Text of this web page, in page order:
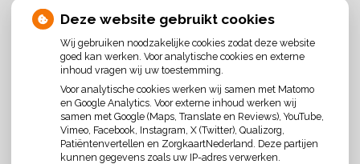
ROUTE
U heeft geen toestemming gegeven voor
externe inhouddie nodig is om dit te zien.
Cookie-instellingen wijzigen
Deze website gebruikt cookies
Wij gebruiken noodzakelijke cookies zodat deze website
goed kan werken. Voor analytische cookies en externe
inhoud vragen wij uw toestemming.
Voor analytische cookies werken wij samen met Matomo
en Google Analytics. Voor externe inhoud werken wij
samen met Google (Maps, Translate en Reviews), YouTube,
Vimeo, Facebook, Instagram, X (Twitter), Qualizorg,
Patiëntenvertellen en ZorgkaartNederland. Deze partijen
kunnen gegevens zoals uw IP-adres verwerken.